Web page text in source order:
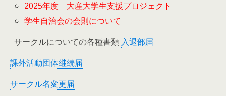
2025年度 大産大学生支援プロジェクト
学生自治会の会則について
サークルについての各種書類 入退部届
課外活動団体継続届
サークル名変更届